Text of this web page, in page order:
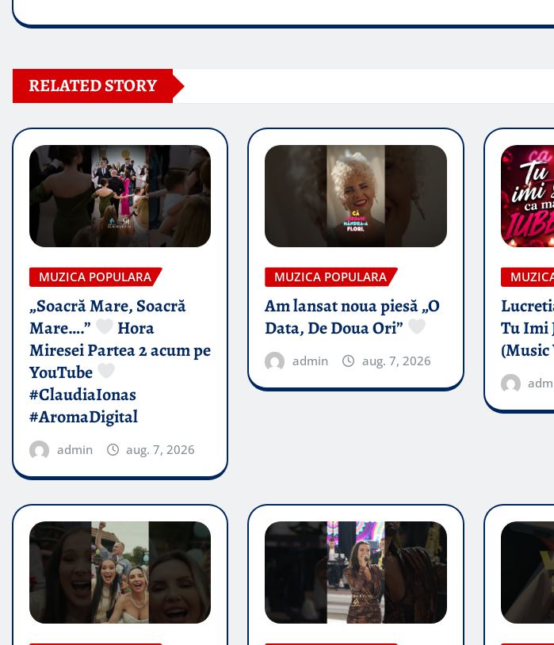
RELATED STORY
MUZICA POPULARA
„Soacră Mare, Soacră
Mare….”
Hora
Miresei Partea 2 acum pe
YouTube
#ClaudiaIonas
#AromaDigital
admin aug. 7, 2026
MUZICA POPULARA
Am lansat noua piesă „O
Data, De Doua Ori”
admin aug. 7, 2026
Tu Imi